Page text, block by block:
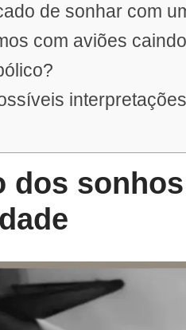
de sonhar com
com aviões
dos